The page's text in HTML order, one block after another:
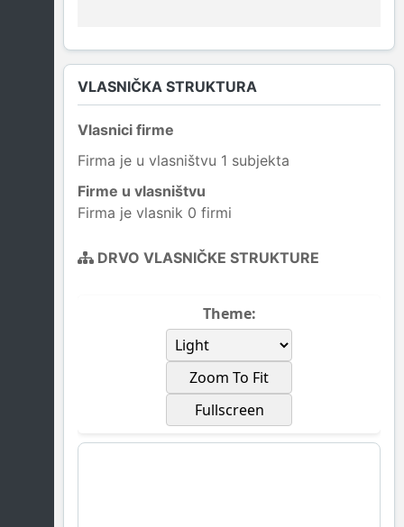
VLASNIČKA STRUKTURA
Vlasnici firme
Firma je u vlasništvu 1 subjekta
Firme u vlasništvu
Firma je vlasnik 0 firmi
DRVO VLASNIČKE STRUKTURE
Theme:
Zoom To Fit
Fullscreen